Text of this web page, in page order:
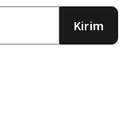
Kirim